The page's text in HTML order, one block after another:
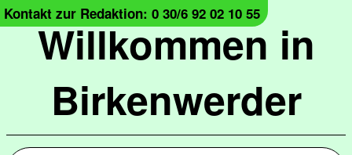
Willkommen in
Birkenwerder
Kontakt zur Redaktion: 0 30/6 92 02 10 55